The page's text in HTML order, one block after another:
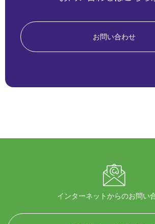
お問い合わせ
インターネットからのお問い